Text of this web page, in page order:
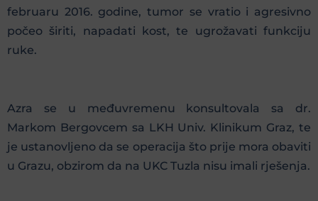
februaru 2016. godine, tumor se vratio i agresivno
počeo širiti, napadati kost, te ugrožavati funkciju
ruke.
Azra se u međuvremenu konsultovala sa dr.
Markom Bergovcem sa LKH Univ. Klinikum Graz, te
je ustanovljeno da se operacija što prije mora obaviti
u Grazu, obzirom da na UKC Tuzla nisu imali rješenja.